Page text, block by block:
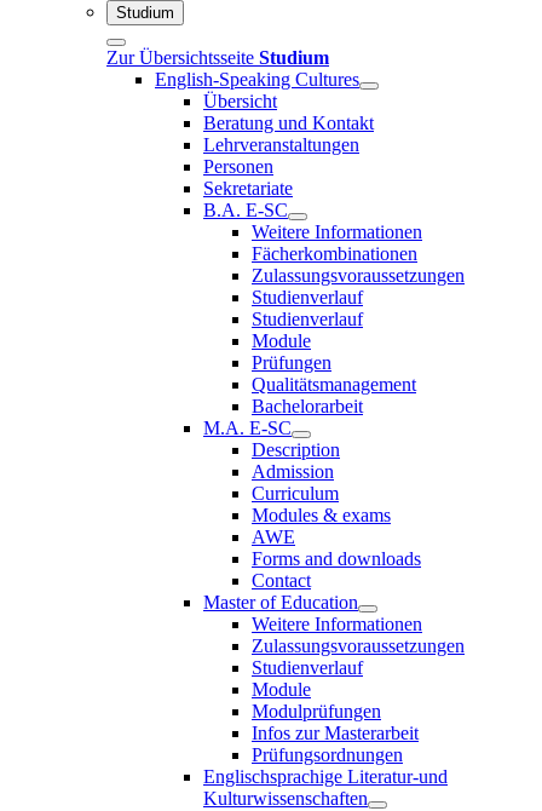
Studium
Zur Übersichtsseite Studium
English-Speaking Cultures
Übersicht
Beratung und Kontakt
Lehrveranstaltungen
Personen
Sekretariate
B.A. E-SC
Weitere Informationen
Fächerkombinationen
Zulassungsvoraussetzungen
Studienverlauf
Studienverlauf
Module
Prüfungen
Qualitätsmanagement
Bachelorarbeit
M.A. E-SC
Description
Admission
Curriculum
Modules & exams
AWE
Forms and downloads
Contact
Master of Education
Weitere Informationen
Zulassungsvoraussetzungen
Studienverlauf
Module
Modulprüfungen
Infos zur Masterarbeit
Prüfungsordnungen
Englischsprachige Literatur-und
Kulturwissenschaften